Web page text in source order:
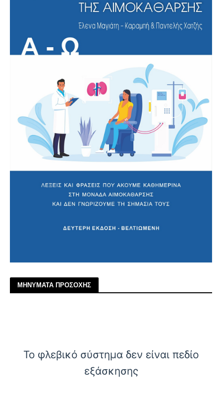
ΜΗΝΥΜΑΤΑ ΠΡΟΣΟΧΗΣ
Το φλεβικό σύστημα δεν είναι πεδίο
εξάσκησης